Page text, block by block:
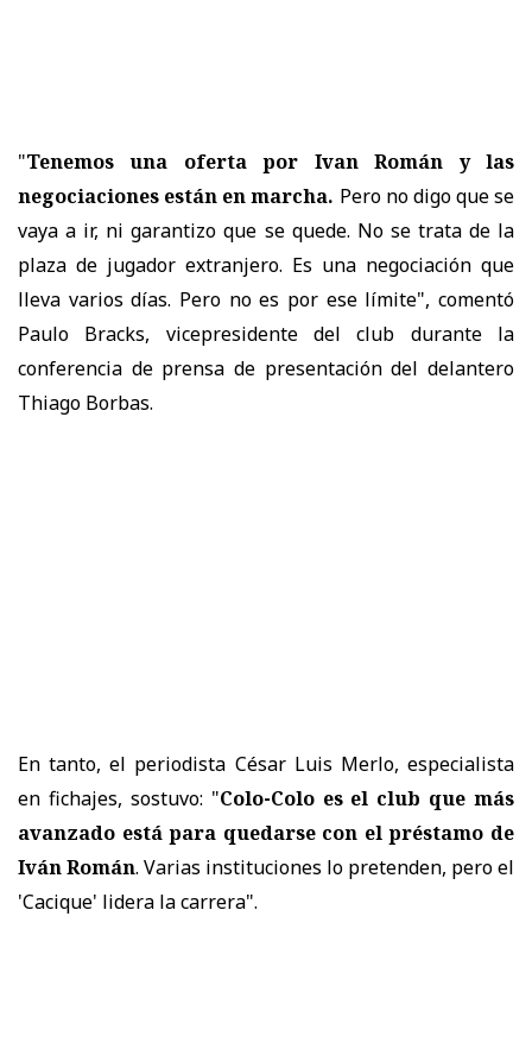
"Tenemos una oferta por Ivan Román y las
negociaciones están en marcha. Pero no digo que se
vaya a ir, ni garantizo que se quede. No se trata de la
plaza de jugador extranjero. Es una negociación que
lleva varios días. Pero no es por ese límite", comentó
Paulo Bracks, vicepresidente del club durante la
conferencia de prensa de presentación del delantero
Thiago Borbas.
En tanto, el periodista César Luis Merlo, especialista
en fichajes, sostuvo: "Colo-Colo es el club que más
avanzado está para quedarse con el préstamo de
Iván Román. Varias instituciones lo pretenden, pero el
'Cacique' lidera la carrera".